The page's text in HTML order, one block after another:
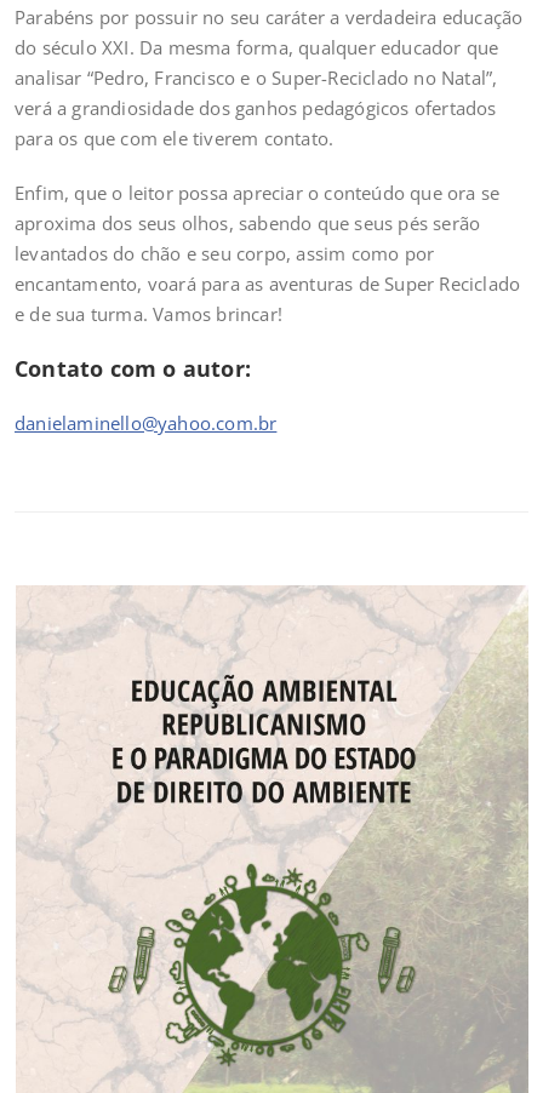
Parabéns por possuir no seu caráter a verdadeira educação
do século XXI. Da mesma forma, qualquer educador que
analisar “Pedro, Francisco e o Super-Reciclado no Natal”,
verá a grandiosidade dos ganhos pedagógicos ofertados
para os que com ele tiverem contato.
Enfim, que o leitor possa apreciar o conteúdo que ora se
aproxima dos seus olhos, sabendo que seus pés serão
levantados do chão e seu corpo, assim como por
encantamento, voará para as aventuras de Super Reciclado
e de sua turma. Vamos brincar!
Contato com o autor:
danielaminello@yahoo.com.br